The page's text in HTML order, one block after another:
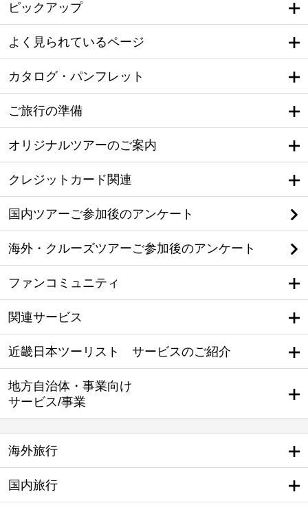
ピックアップ
よく見られているページ
カタログ・パンフレット
ご旅行の準備
オリジナルツアーのご案内
クレジットカード関連
国内ツアーご参加後のアンケート
海外・クルーズツアーご参加後のアンケート
ファンコミュニティ
関連サービス
近畿日本ツーリスト サービスのご紹介
地方自治体・事業向け
サービス/事業
海外旅行
国内旅行